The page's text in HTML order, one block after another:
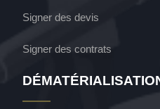
Signer des devis
Signer des contrats